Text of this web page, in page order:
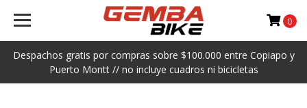
Despachos gratis por compras sobre $100.000 entre Copiapo y
Puerto Montt // no incluye cuadros ni bicicletas
0